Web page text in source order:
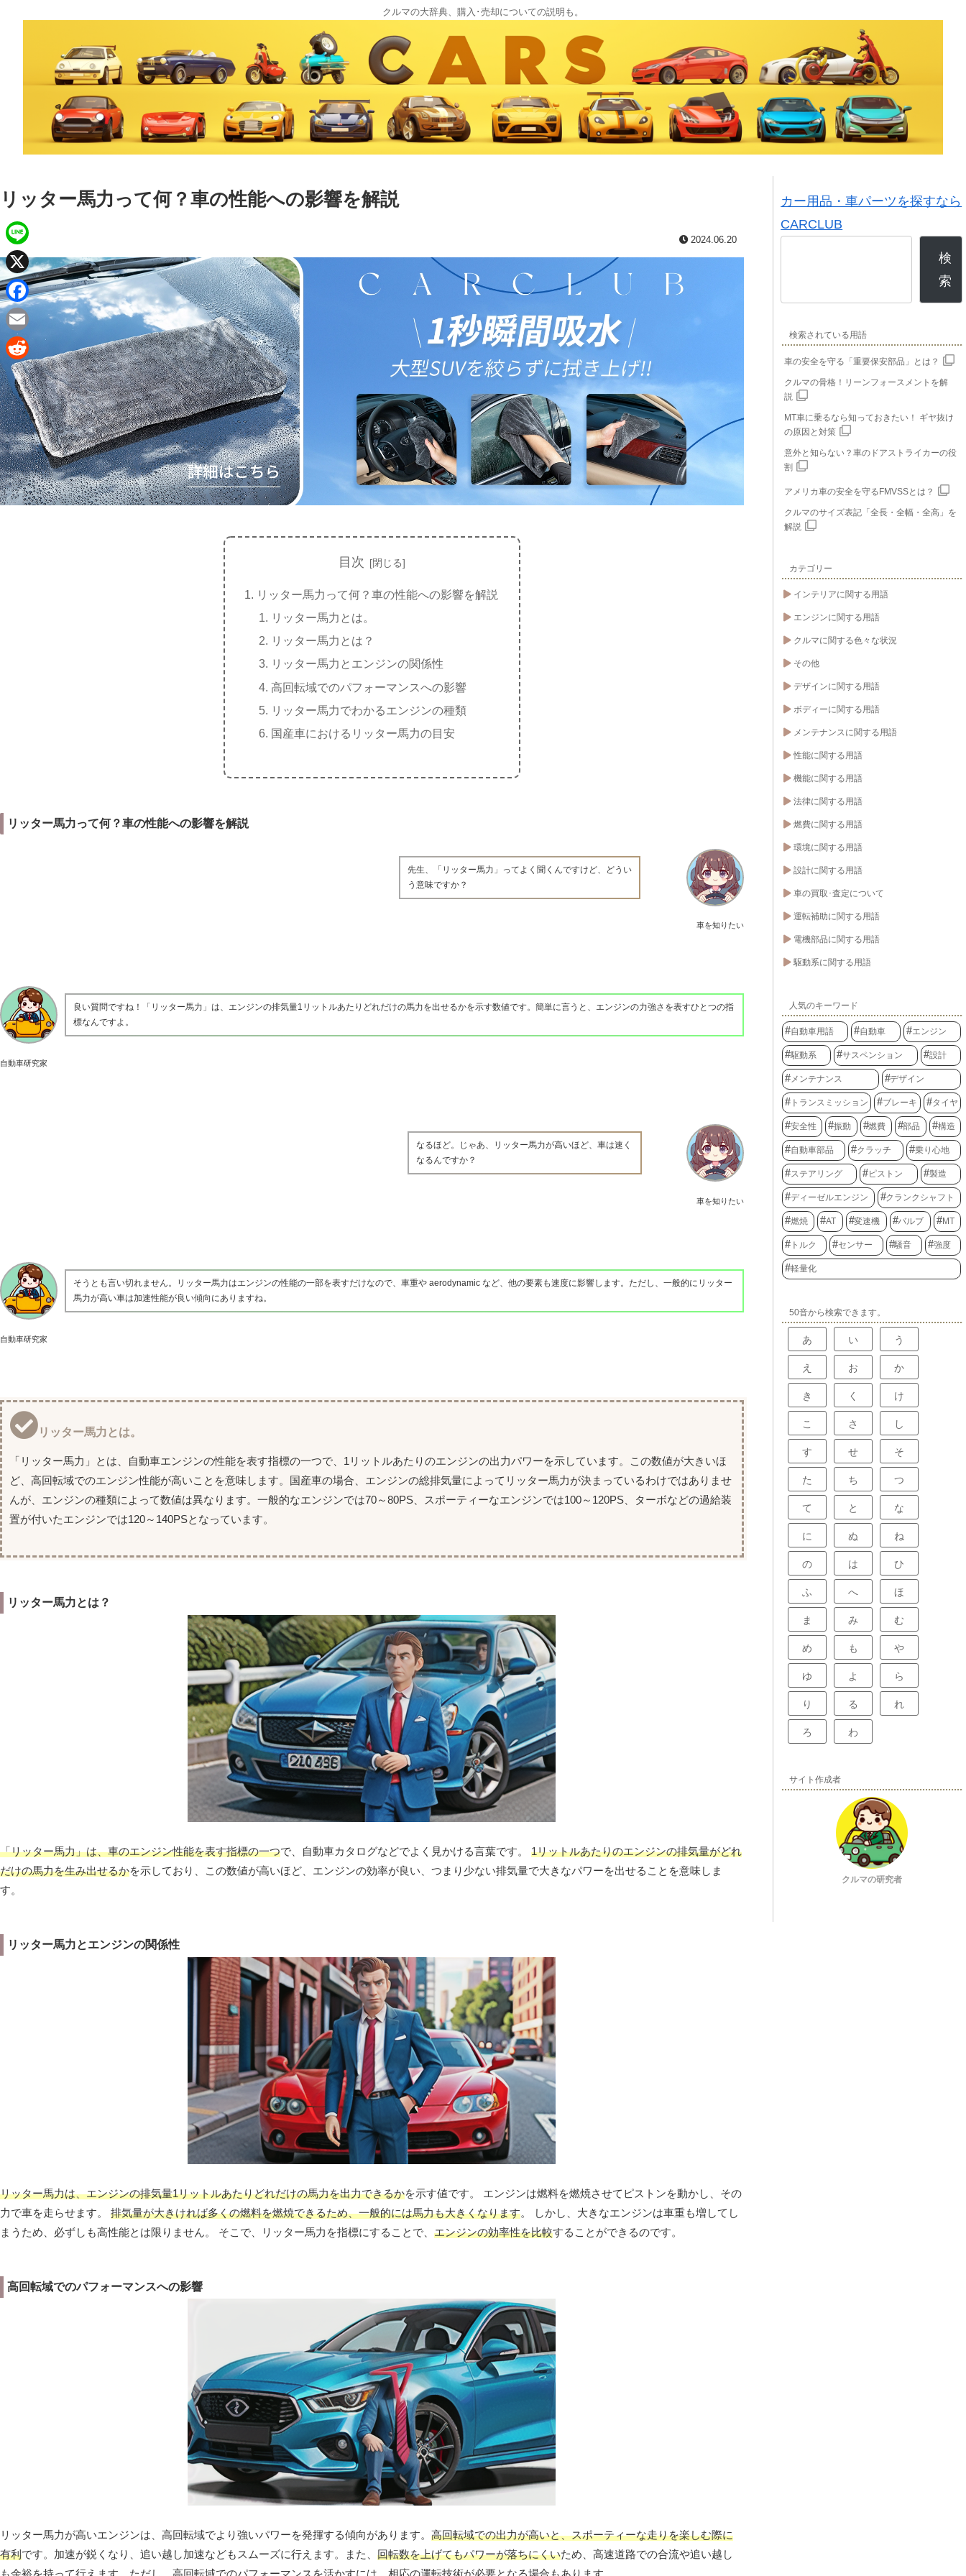
クルマの大辞典、購入･売却についての説明も。
リッター馬力って何？車の性能への影響を解説
2024.06.20
目次
リッター馬力って何？車の性能への影響を解説
リッター馬力とは。
リッター馬力とは？
リッター馬力とエンジンの関係性
高回転域でのパフォーマンスへの影響
リッター馬力でわかるエンジンの種類
国産車におけるリッター馬力の目安
リッター馬力って何？車の性能への影響を解説
車を知りたい
先生、「リッター馬力」ってよく聞くんですけど、どうい
う意味ですか？
自動車研究家
良い質問ですね！「リッター馬力」は、エンジンの排気量1リットルあたりどれだけの馬力を出せるかを示す数値です。簡単に言うと、エンジンの力強さを表すひとつの指
標なんですよ。
車を知りたい
なるほど。じゃあ、リッター馬力が高いほど、車は速く
なるんですか？
自動車研究家
そうとも言い切れません。リッター馬力はエンジンの性能の一部を表すだけなので、車重や aerodynamic など、他の要素も速度に影響します。ただし、一般的にリッター
馬力が高い車は加速性能が良い傾向にありますね。
リッター馬力とは。
「リッター馬力」とは、自動車エンジンの性能を表す指標の一つで、1リットルあたりのエンジンの出力パワーを示しています。この数値が大きいほ
ど、高回転域でのエンジン性能が高いことを意味します。国産車の場合、エンジンの総排気量によってリッター馬力が決まっているわけではありませ
んが、エンジンの種類によって数値は異なります。一般的なエンジンでは70～80PS、スポーティーなエンジンでは100～120PS、ターボなどの過給装
置が付いたエンジンでは120～140PSとなっています。
リッター馬力とは？
「リッター馬力」は、車のエンジン性能を表す指標の一つで、自動車カタログなどでよく見かける言葉です。 1リットルあたりのエンジンの排気量がどれ
だけの馬力を生み出せるかを示しており、この数値が高いほど、エンジンの効率が良い、つまり少ない排気量で大きなパワーを出せることを意味しま
す。
リッター馬力とエンジンの関係性
リッター馬力は、エンジンの排気量1リットルあたりどれだけの馬力を出力できるかを示す値です。 エンジンは燃料を燃焼させてピストンを動かし、その
力で車を走らせます。 排気量が大きければ多くの燃料を燃焼できるため、一般的には馬力も大きくなります。 しかし、大きなエンジンは車重も増してし
まうため、必ずしも高性能とは限りません。 そこで、リッター馬力を指標にすることで、 エンジンの効率性を比較することができるのです。
高回転域でのパフォーマンスへの影響
リッター馬力が高いエンジンは、高回転域でより強いパワーを発揮する傾向があります。 高回転域での出力が高いと、スポーティーな走りを楽しむ際に
有利です。加速が鋭くなり、追い越し加速などもスムーズに行えます。また、 回転数を上げてもパワーが落ちにくいため、高速道路での合流や追い越し
カー用品・車パーツを探すなら
CARCLUB
検
索
検索されている用語
車の安全を守る「重要保安部品」とは？
クルマの骨格！リーンフォースメントを解
説
MT車に乗るなら知っておきたい！ ギヤ抜け
の原因と対策
意外と知らない？車のドアストライカーの役
割
アメリカ車の安全を守るFMVSSとは？
クルマのサイズ表記「全長・全幅・全高」を
解説
カテゴリー
インテリアに関する用語
エンジンに関する用語
クルマに関する色々な状況
その他
デザインに関する用語
ボディーに関する用語
メンテナンスに関する用語
性能に関する用語
機能に関する用語
法律に関する用語
燃費に関する用語
環境に関する用語
設計に関する用語
車の買取･査定について
運転補助に関する用語
電機部品に関する用語
駆動系に関する用語
人気のキーワード
自動車用語 自動車 エンジン
駆動系 サスペンション 設計
メンテナンス デザイン
トランスミッション ブレーキ タイヤ
安全性 振動 燃費 部品 構造
自動車部品 クラッチ 乗り心地
ステアリング ピストン 製造
ディーゼルエンジン クランクシャフト
燃焼 AT 変速機 バルブ MT
トルク センサー 騒音 強度
軽量化
50音から検索できます。
あ い う
え お か
き く け
こ さ し
す せ そ
た ち つ
て と な
に ぬ ね
の は ひ
ふ へ ほ
ま み む
め も や
ゆ よ ら
り る れ
ろ わ
サイト作成者
クルマの研究者
L
i
n
e
X
F
a
c
e
b
o
o
k
E
m
a
i
l
R
e
d
d
i
t